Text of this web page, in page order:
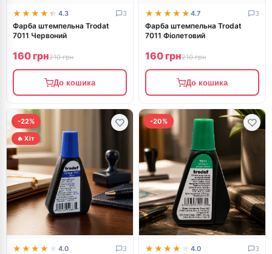
★★★★★
★★★★★ 4.3 3
Фарба штемпельна Trodat
7011 Червоний
160 грн210 грн
До кошика
★★★★★
★★★★★ 4.7 3
Фарба штемпельна Trodat
7011 Фіолетовий
160 грн210 грн
До кошика
-22%
🔥 Хіт
★★★★★
★★★★★ 4.0 3
-20%
★★★★★
★★★★★ 4.0 3